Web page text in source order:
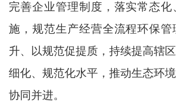
完善企业管理制度，落实常态
施，规范生产经营全流程环保管
升、以规范促提质，持续提高辖
细化、规范化水平，推动生态环
协同并进。